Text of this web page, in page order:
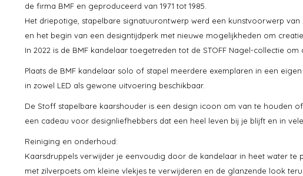
de firma BMF en geproduceerd van 1971 tot 1985.
Het driepotige, stapelbare signatuurontwerp werd een kunstvoorwerp
en het begin van een designtijdperk met nieuwe mogelijkheden om
In 2022 is de BMF kandelaar toegetreden tot de STOFF Nagel-collectie
Plaats de BMF kandelaar solo of stapel meerdere exemplaren in een
in zowel LED als gewone uitvoering beschikbaar.
De Stoff stapelbare kaarshouder is een design icoon om van te houden
een cadeau voor designliefhebbers dat een heel leven bij je blijft en in
Reiniging en onderhoud:
Kaarsdruppels verwijder je eenvoudig door de kandelaar in heet water
met zilverpoets om kleine vlekjes te verwijderen en de glanzende look